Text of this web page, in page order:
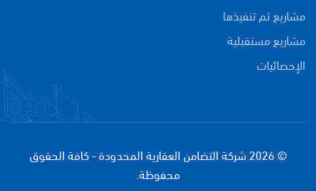
مشاريع تم تنفيذها
مشاريع مستقبلية
الإحصائيات
© 2026 شركة التضامن العقارية المحدودة - كافة الحقوق
محفوظة.